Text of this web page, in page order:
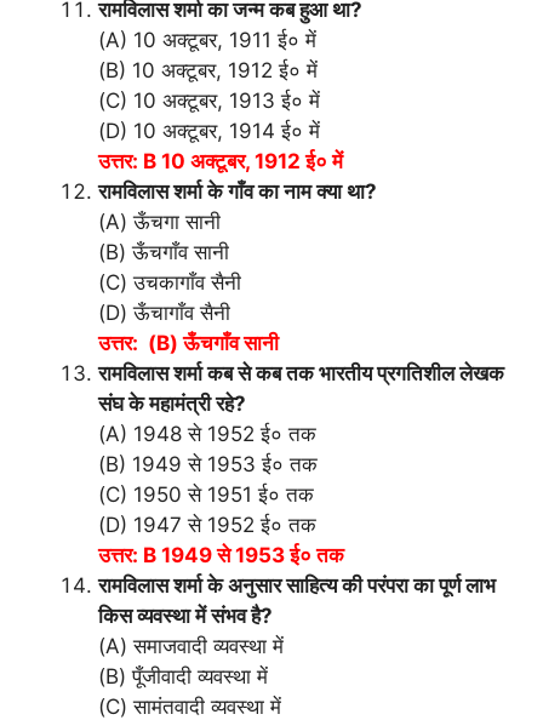
रामविलास शर्मा का जन्म कब हुआ था?
(A) 10 अक्टूबर, 1911 ई० में
(B) 10 अक्टूबर, 1912 ई० में
(C) 10 अक्टूबर, 1913 ई० में
(D) 10 अक्टूबर, 1914 ई० में
उत्तर: B 10 अक्टूबर, 1912 ई० में
रामविलास शर्मा के गाँव का नाम क्या था?
(A) ऊँचगा सानी
(B) ऊँचगाँव सानी
(C) उचकागाँव सैनी
(D) ऊँचागाँव सैनी
उत्तर: (B) ऊँचगाँव सानी
रामविलास शर्मा कब से कब तक भारतीय प्रगतिशील लेखक
संघ के महामंत्री रहे?
(A) 1948 से 1952 ई० तक
(B) 1949 से 1953 ई० तक
(C) 1950 से 1951 ई० तक
(D) 1947 से 1952 ई० तक
उत्तर: B 1949 से 1953 ई० तक
रामविलास शर्मा के अनुसार साहित्य की परंपरा का पूर्ण लाभ
किस व्यवस्था में संभव है?
(A) समाजवादी व्यवस्था में
(B) पूँजीवादी व्यवस्था में
(C) सामंतवादी व्यवस्था में